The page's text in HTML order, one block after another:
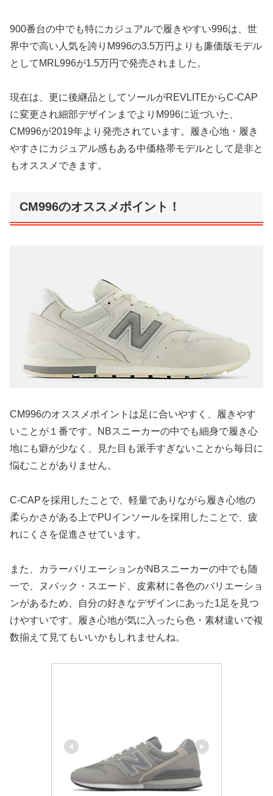
900番台の中でも特にカジュアルで履きやすい996は、世
界中で高い人気を誇りM996の3.5万円よりも廉価版モデル
としてMRL996が1.5万円で発売されました。
現在は、更に後継品としてソールがREVLITEからC-CAP
に変更され細部デザインまでよりM996に近づいた、
CM996が2019年より発売されています。履き心地・履き
やすさにカジュアル感もある中価格帯モデルとして是非と
もオススメできます。
CM996のオススメポイント！
CM996のオススメポイントは足に合いやすく、履きやす
いことが１番です。NBスニーカーの中でも細身で履き心
地にも癖が少なく、見た目も派手すぎないことから毎日に
悩むことがありません。
C-CAPを採用したことで、軽量でありながら履き心地の
柔らかさがある上でPUインソールを採用したことで、疲
れにくさを促進させています。
また、カラーバリエーションがNBスニーカーの中でも随
一で、ヌバック・スエード、皮素材に各色のバリエーショ
ンがあるため、自分の好きなデザインにあった1足を見つ
けやすいです。履き心地が気に入ったら色・素材違いで複
数揃えて見てもいいかもしれませんね。